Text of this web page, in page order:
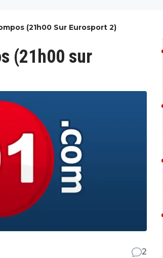
(21h00 Sur Eurosport 2)
(21h00 sur
2